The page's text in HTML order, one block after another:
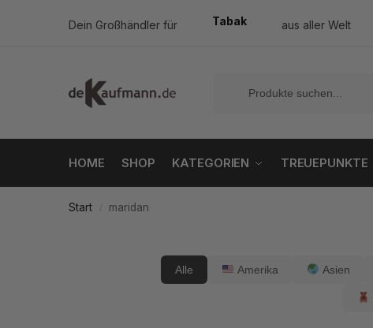
Dein Großhändler für Tabak aus aller Welt
HOME SHOP KATEGORIEN TREUEPUNKTE
Start maridan
Alle Amerika Asien